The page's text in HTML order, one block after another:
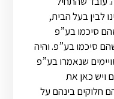
לבין בעל הבית,
סיכמו בע”פ
סיכמו בע”פ. והיה
שנאמרו בע”פ
ויש כאן את
חלוקים בינהם על